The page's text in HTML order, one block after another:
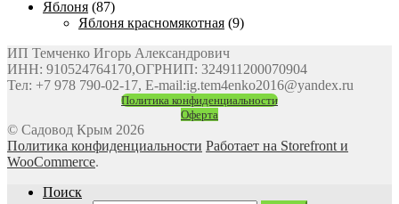
Яблоня (87)
Яблоня красномякотная (9)
ИП Темченко Игорь Александрович
ИНН: 910524764170,ОГРНИП: 324911200070904
Тел: +7 978 790-02-17, E-mail:ig.tem4enko2016@yandex.ru
Политика конфиденциальности
Оферта
© Садовод Крым 2026
Политика конфиденциальности Работает на Storefront и
WooCommerce.
Поиск